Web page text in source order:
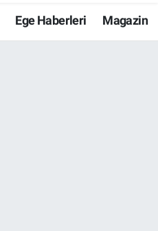
Ege Haberleri Magazin